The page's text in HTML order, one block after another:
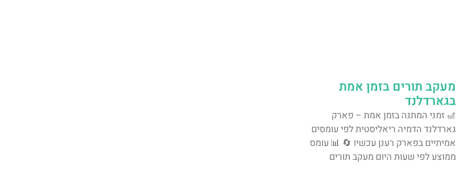
מעקב תורים בזמן אמת
בגארדלנד
🎢 זמני המתנה בזמן אמת – פארק
גארדלנד הדמיה ריאליסטית לפי עומסים
אמיתיים בפארק רענן עכשיו 🔄 📊 עומס
ממוצע לפי שעות היום מעקב תורים